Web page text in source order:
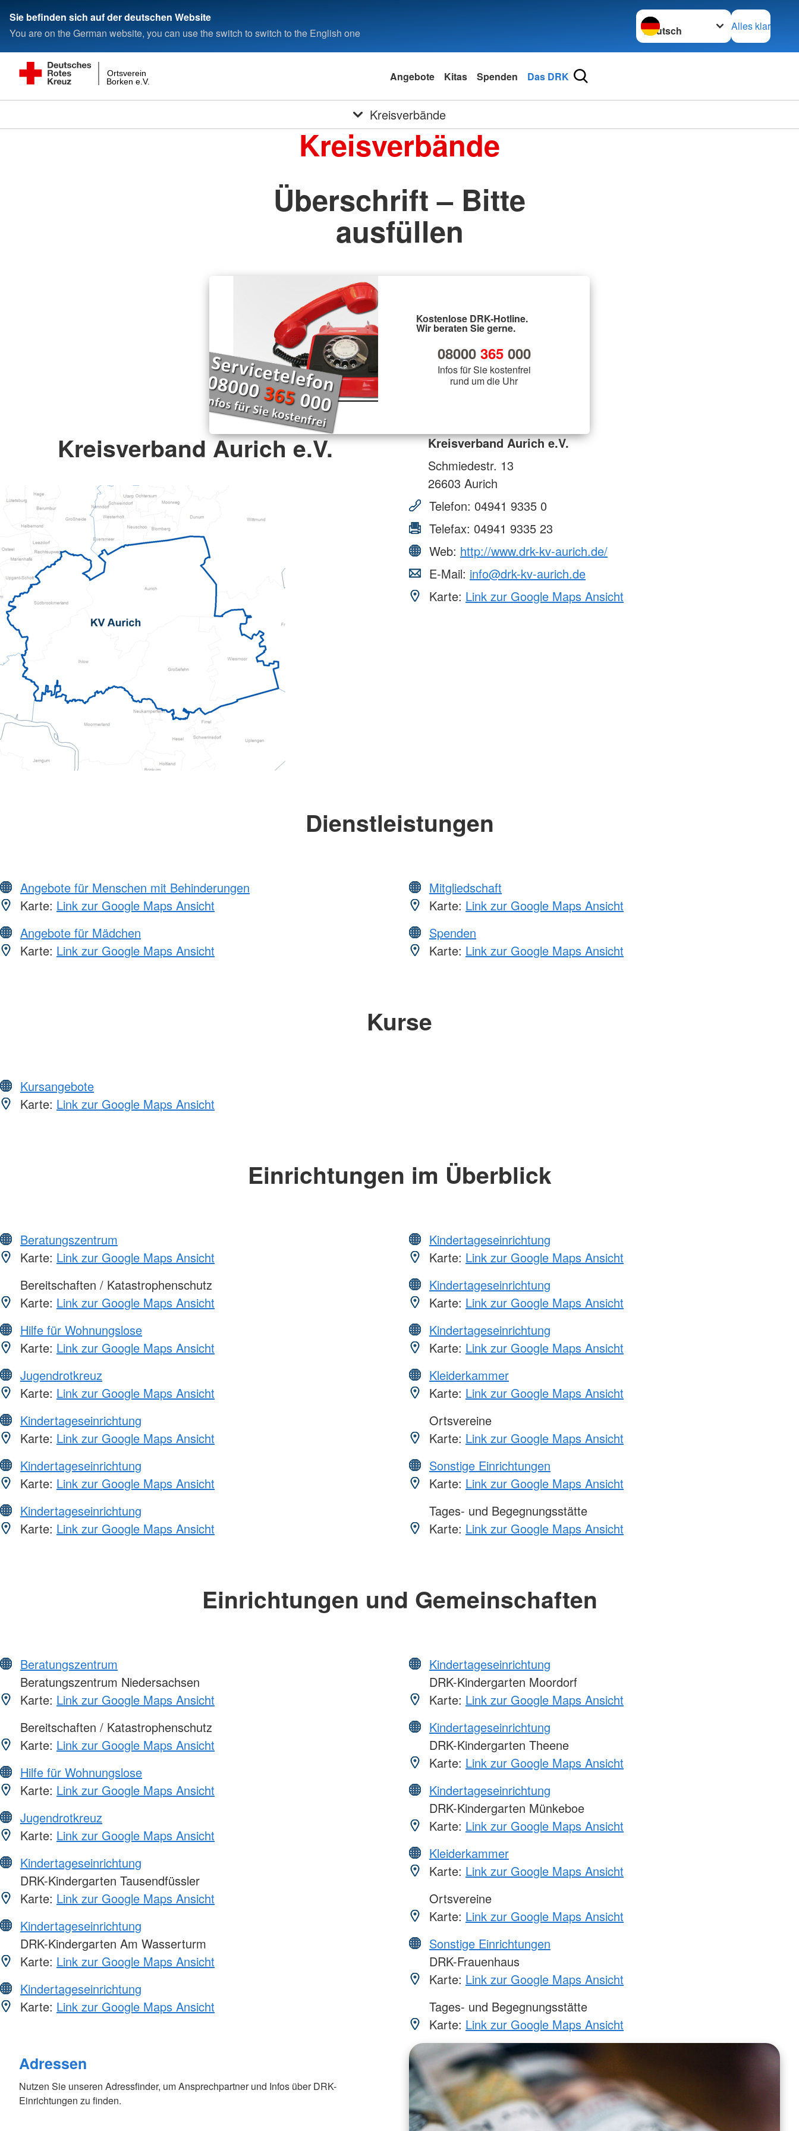
Sie befinden sich auf der deutschen Website
You are on the German website, you can use the switch to switch to the English one
Sprache wechseln zu
Alles klar
Borken e.V.
Ortsverein Angebote Kitas Spenden Das DRK
Kreisverbände
Kreisverbände
Überschrift – Bitte
ausfüllen
Kostenlose DRK-Hotline.
Wir beraten Sie gerne.
08000 365000
Infos für Sie kostenfrei
rund um die Uhr
Kreisverband Aurich e.V.
Kreisverband Aurich e.V.
Schmiedestr. 13
26603 Aurich
Telefon: 04941 9335 0
Telefax: 04941 9335 23
Web: http://www.drk-kv-aurich.de/
E-Mail: info@drk-kv-aurich.de
Karte: Link zur Google Maps Ansicht
Dienstleistungen
Angebote für Menschen mit Behinderungen
Karte: Link zur Google Maps Ansicht
Angebote für Mädchen
Karte: Link zur Google Maps Ansicht
Mitgliedschaft
Karte: Link zur Google Maps Ansicht
Spenden
Karte: Link zur Google Maps Ansicht
Kurse
Kursangebote
Karte: Link zur Google Maps Ansicht
Einrichtungen im Überblick
Beratungszentrum
Karte: Link zur Google Maps Ansicht
Bereitschaften / Katastrophenschutz
Karte: Link zur Google Maps Ansicht
Hilfe für Wohnungslose
Karte: Link zur Google Maps Ansicht
Jugendrotkreuz
Karte: Link zur Google Maps Ansicht
Kindertageseinrichtung
Karte: Link zur Google Maps Ansicht
Kindertageseinrichtung
Karte: Link zur Google Maps Ansicht
Kindertageseinrichtung
Karte: Link zur Google Maps Ansicht
Kindertageseinrichtung
Karte: Link zur Google Maps Ansicht
Kindertageseinrichtung
Karte: Link zur Google Maps Ansicht
Kindertageseinrichtung
Karte: Link zur Google Maps Ansicht
Kleiderkammer
Karte: Link zur Google Maps Ansicht
Ortsvereine
Karte: Link zur Google Maps Ansicht
Sonstige Einrichtungen
Karte: Link zur Google Maps Ansicht
Tages- und Begegnungsstätte
Karte: Link zur Google Maps Ansicht
Einrichtungen und Gemeinschaften
Beratungszentrum
Beratungszentrum Niedersachsen
Karte: Link zur Google Maps Ansicht
Bereitschaften / Katastrophenschutz
Karte: Link zur Google Maps Ansicht
Hilfe für Wohnungslose
Karte: Link zur Google Maps Ansicht
Jugendrotkreuz
Karte: Link zur Google Maps Ansicht
Kindertageseinrichtung
DRK-Kindergarten Tausendfüssler
Karte: Link zur Google Maps Ansicht
Kindertageseinrichtung
DRK-Kindergarten Am Wasserturm
Karte: Link zur Google Maps Ansicht
Kindertageseinrichtung
Karte: Link zur Google Maps Ansicht
Kindertageseinrichtung
DRK-Kindergarten Moordorf
Karte: Link zur Google Maps Ansicht
Kindertageseinrichtung
DRK-Kindergarten Theene
Karte: Link zur Google Maps Ansicht
Kindertageseinrichtung
DRK-Kindergarten Münkeboe
Karte: Link zur Google Maps Ansicht
Kleiderkammer
Karte: Link zur Google Maps Ansicht
Ortsvereine
Karte: Link zur Google Maps Ansicht
Sonstige Einrichtungen
DRK-Frauenhaus
Karte: Link zur Google Maps Ansicht
Tages- und Begegnungsstätte
Karte: Link zur Google Maps Ansicht
Adressen
Nutzen Sie unseren Adressfinder, um Ansprechpartner und Infos über DRK-
Einrichtungen zu finden.